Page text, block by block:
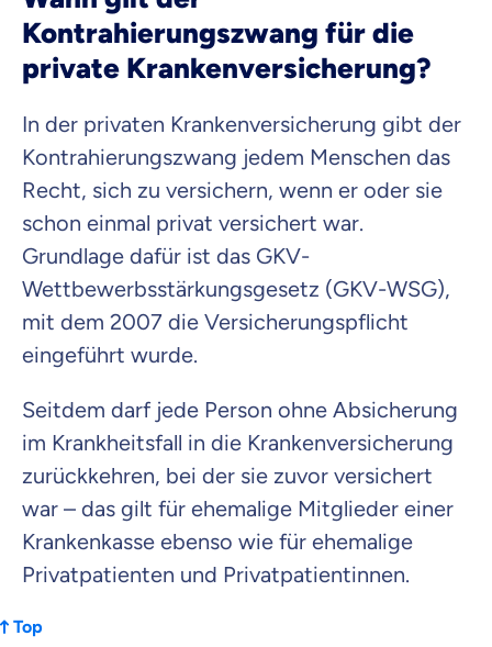
Kontrahierungszwang für die
private Krankenversicherung?
In der privaten Krankenversicherung gibt der
Kontrahierungszwang jedem Menschen das
Recht, sich zu versichern, wenn er oder sie
schon einmal privat versichert war.
Grundlage dafür ist das GKV-
Wettbewerbsstärkungsgesetz (GKV-WSG),
mit dem 2007 die Versicherungspflicht
eingeführt wurde.
Seitdem darf jede Person ohne Absicherung
im Krankheitsfall in die Krankenversicherung
zurückkehren, bei der sie zuvor versichert
war – das gilt für ehemalige Mitglieder einer
Krankenkasse ebenso wie für ehemalige
Privatpatienten und Privatpatientinnen.
Top